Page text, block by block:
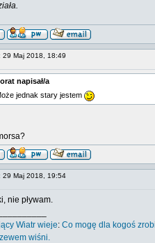
29 Maj 2018, 18:49
napisał/a
jednak stary jestem
29 Maj 2018, 19:54
nie pływam.
Wiatr wieje: Co mogę dla kogoś
wiśni.